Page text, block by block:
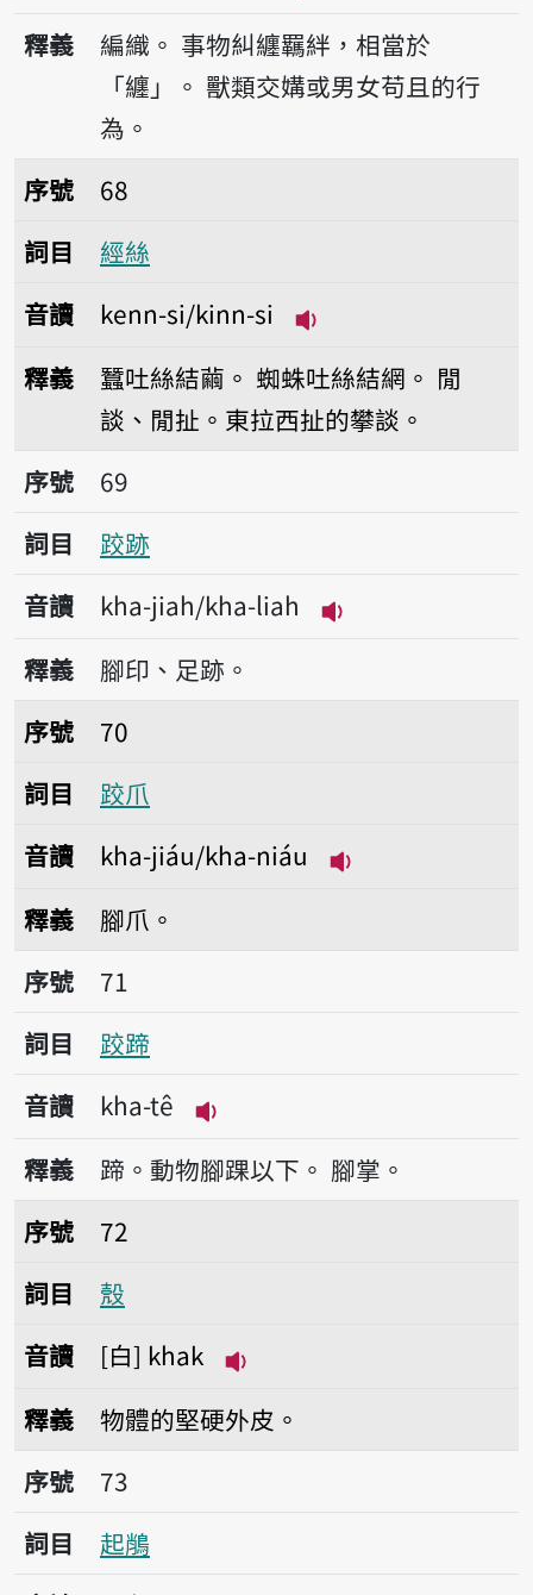
播放音讀kenn/kinn
釋義 編織。 事物糾纏羈絆，相當於
「纏」。 獸類交媾或男女苟且的行
為。
序號68經絲
序號
68
詞目
經絲
音讀
kenn-si/kinn-si
釋義 蠶吐絲結繭。 蜘蛛吐絲結網。 閒
談、閒扯。東拉西扯的攀談。
序號69跤跡
序號
69
詞目
跤跡
音讀
kha-jiah/kha-liah
播放音讀kha-
釋義
腳印、足跡。
序號70跤爪
序號
70
詞目
跤爪
音讀
kha-jiáu/kha-niáu
釋義
腳爪。
序號71跤蹄
序號
71
詞目
跤蹄
音讀
kha-tê
播放音讀kha-tê
釋義 蹄。動物腳踝以下。 腳掌。
序號72殼
序號
72
詞目
殼
音讀
白 khak
釋義
物體的堅硬外皮。
序號73起𪁎
序號
73
詞目
起𪁎